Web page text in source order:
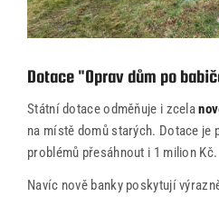
Dotace "Oprav dům po
Státní dotace odměňuje i zcela
na místě domů starých. Dotace je
problémů přesáhnout i 1 milion Kč.
Navíc nově banky poskytují